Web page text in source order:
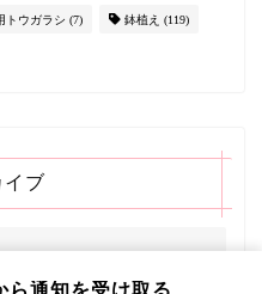
トウガラシ (7) 鉢植え (119)
イブ